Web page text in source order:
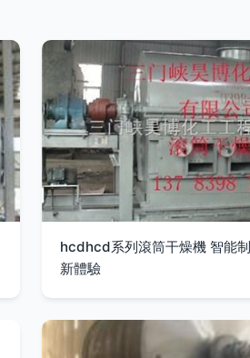
hcdhcd系列滾筒干燥機 智能
新體驗